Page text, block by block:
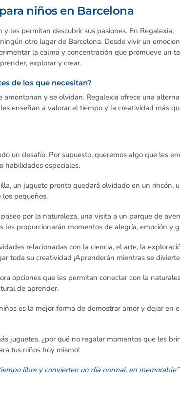
niños en Barcelona
les permitan descubrir sus pasiones. En Regalexia,
otro lugar de Barcelona. Desde vivir un
la calma y concentración que promueve un
explorar y crear.
de los que necesitan?
y se olvidan. Regalexia ofrece una
enseñan a valorar el tiempo y la creatividad más
un desafío. Por supuesto, queremos algo que les
habilidades especiales.
un juguete pronto quedará olvidado en un rincón,
pequeños.
por la naturaleza, una visita a un parque de
proporcionarán momentos de alegría, emoción y
relacionadas con la ciencia, el arte, la
toda su creatividad ¡Aprenderán mientras se
opciones que les permitan conectar con la
de aprender.
es la mejor forma de demostrar amor y dejar en
juguetes, ¿por qué no regalar momentos que les
tus niños hoy mismo!
libre y convierten un día normal, en memorable”